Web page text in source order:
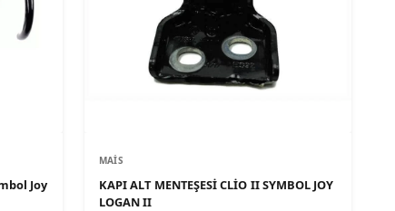
Joy
MAIS
KAPI ALT MENTEŞESİ CLİO II SYMBOL JOY
LOGAN II